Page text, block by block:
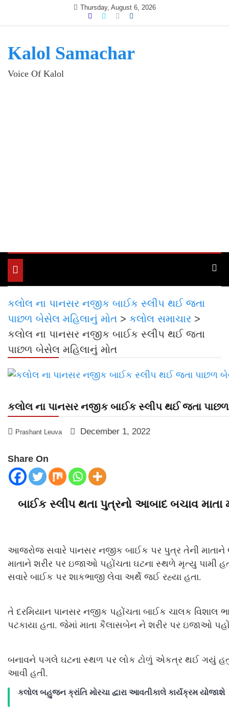
Thursday, August 6, 2026
Kalol Samachar
Voice Of Kalol
Toggle
navigation
કલોલ ના પાનસર નજીક બાઈક સ્લીપ થઈ જતા
પાછળ બેસેલ મહિલાનું મોત > કલોલ સમાચાર >
કલોલ ના પાનસર નજીક બાઈક સ્લીપ થઈ જતા
પાછળ બેસેલ મહિલાનું મોત
કલોલ ના પાનસર નજીક બાઈક સ્લીપ થઈ જતા
Prashant Leuva December 1, 2022
Share On
બાઈક સ્લીપ થતા પુત્રનો આબાદ બચાવ
આજરોજ સવારે પાનસર નજીક બાઈક પર પુત્ર તેની
માતાને શરીર પર ઇજાઓ પહોંચતા ઘટના સ્થળે મૃત્યુ પામી
સવારે બાઈક પર શાકભાજી લેવા અર્થે જઈ રહ્યા હતા.
તે દરમિયાન પાનસર નજીક પહોંચતા બાઈક ચાલક
પટકાયા હતા. જેમાં માતા કૈલાસબેન ને શરીર પર ઇજાઓ
બનાવને પગલે ઘટના સ્થળ પર લોક ટોળું એકત્ર થઈ ગયું
આવી હતી.
કલોલ બહુજન ક્રાંતિ મોરચા દ્વારા આવતીકાલે કાર્યક્રમ યોજાશે